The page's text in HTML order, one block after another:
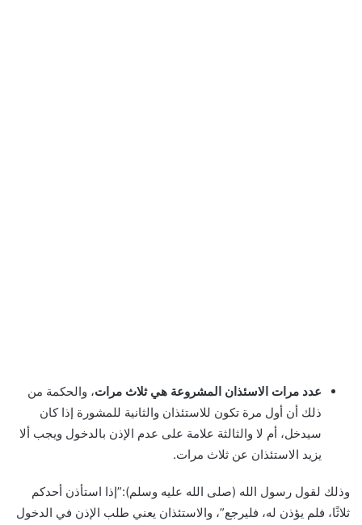
عدد مرات الاسئذان المشروعة هي ثلاث مرات، والحكمة من
ذلك أن أول مرة تكون للاستئذان والثانية للمشورة إذا كان
سيدخل، أم لا والثالثة علامة على عدم الإذن بالدخول ويجب ألا
يزيد الاستئذان عن ثلاث مرات.
وذلك لقول رسول الله (صلى الله عليه وسلم):”إذا استأذن أحدكم
ثلاثًا، فلم يؤذن له، فليرجع”، والاستئذان يعني طلب الإذن في الدخول